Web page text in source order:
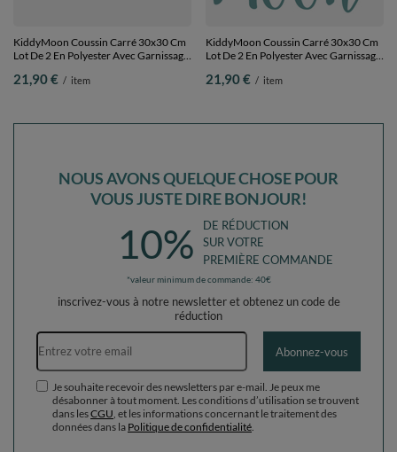
KiddyMoon Coussin Carré 30x30 Cm
Lot De 2 En Polyester Avec Garnissage
Canapé Fauteuil Ou Lit Facile À
21,90 € / item
KiddyMoon Coussin Carré 30x30 Cm
Lot De 2 En Polyester Avec Garnissage
Canapé Fauteuil Ou Lit Facile À
21,90 € / item
NOUS AVONS QUELQUE CHOSE POUR
VOUS JUSTE DIRE BONJOUR!
10%
DE RÉDUCTION
SUR VOTRE
PREMIÈRE COMMANDE
*valeur minimum de commande: 40€
inscrivez-vous à notre newsletter et obtenez un code de
réduction
Adresse e-mail
Abonnez-vous
Je souhaite recevoir des newsletters par e-mail. Je peux me
désabonner à tout moment. Les conditions d’utilisation se trouvent
dans lesCGU , et les informations concernant le traitement des
données dans la Politique de confidentialité